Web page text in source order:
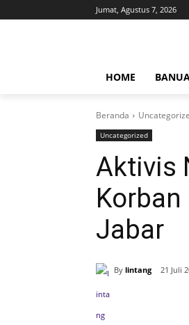
Jumat, Agustus 7, 2026
HOME
Beranda
Uncategorized
Aktivis
Jabar
By lintang 21 Juli